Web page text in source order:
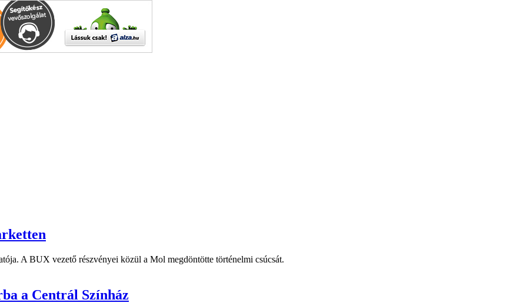
A BUX vezető részvényei közül a Mol megdöntötte történelmi csúcsát.
a Centrál Színház